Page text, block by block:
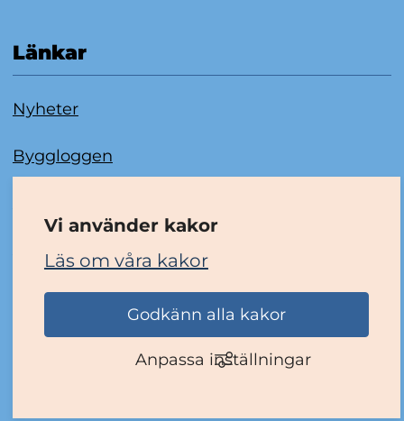
Vi använder kakor
Läs om våra kakor
Godkänn alla kakor
Anpassa inställningar
Länkar
Nyheter
Byggloggen
Tillgänglighetsredogörelse